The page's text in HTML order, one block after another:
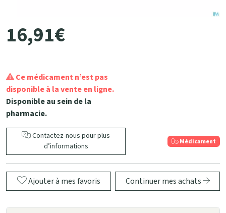
16,91€
Ce médicament n’est pas
disponible à la vente en ligne.
Disponible au sein de la
pharmacie.
Contactez-nous pour plus
d’informations
Médicament
Ajouter à mes favoris Continuer mes achats